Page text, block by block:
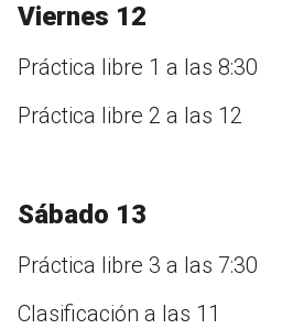
Viernes 12
Práctica libre 1 a las 8:30
Práctica libre 2 a las 12
Sábado 13
Práctica libre 3 a las 7:30
Clasificación a las 11